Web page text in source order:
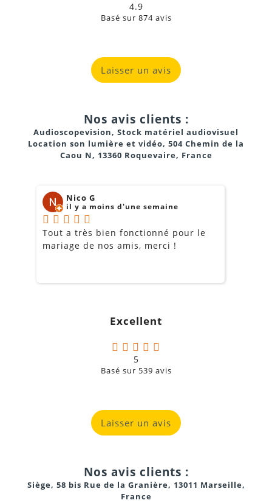
4.9
Basé sur 874avis
Laisser un avis
Nos avis clients :
Audioscopevision, Stock matériel audiovisuel
Location son lumière et vidéo, 504 Chemin de la
Caou N, 13360 Roquevaire, France
Nico G
il y a moins d'une semaine
Tout a très bien fonctionné pour le
mariage de nos amis, merci !
Excellent
5
Basé sur 539 avis
Laisser un avis
Nos avis clients :
Siège, 58 bis Rue de la Granière, 13011 Marseille,
France